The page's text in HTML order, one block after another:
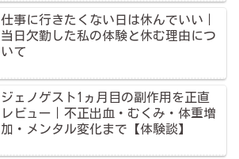
仕事に行きたくない日は休んでいい｜
当日欠勤した私の体験と休む理由につ
いて
ジェノゲスト1ヵ月目の副作用を正直
レビュー｜不正出血・むくみ・体重増
加・メンタル変化まで【体験談】